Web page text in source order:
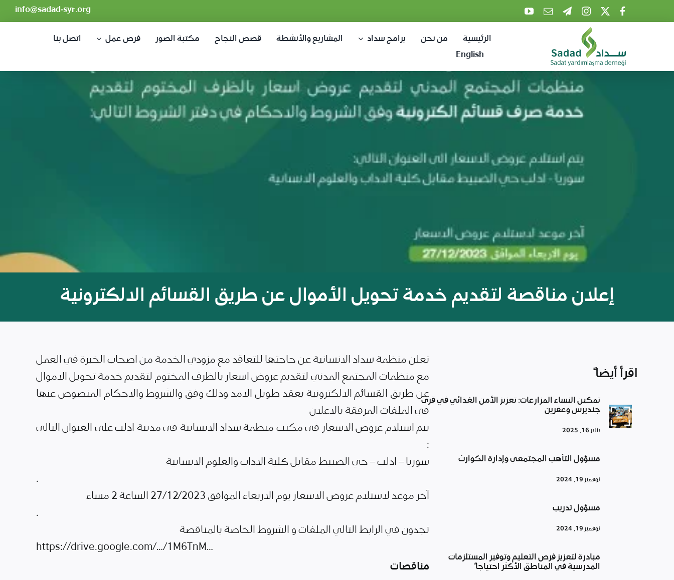
to
info@sadad-syr.org
الرئيسية من نحن برامج سداد المشاريع والأنشطة قصص النجاح مكتبة الصور فرص عمل
اتصل بنا
English
إعلان مناقصة لتقديم خدمة تحويل الأموال عن طريق القسائم الالكترونية
اقرأ أيضاً
تمكين النساء المزارعات: تعزيز الأمن الغذائي في قرى
جنديرس وعفرين
يناير 16, 2025
مسؤول التأهب المجتمعي وإدارة الكوارث
نوفمبر 19, 2024
مسؤول تدريب
نوفمبر 19, 2024
مبادرة لتعزيز فرص التعليم وتوفير المستلزمات
المدرسية في المناطق الأكثر احتياجاً
تعلن منظمة سداد الانسانية عن حاجتها للتعاقد مع مزودي الخدمة من اصحاب الخبرة في العمل
مع منظمات المجتمع المدني لتقديم عروض اسعار بالظرف المختوم لتقديم خدمة تحويل الاموال
عن طريق القسائم الالكترونية بعقد طويل الامد وذلك وفق والشروط والاحكام المنصوص عنها
في الملفات المرفقة بالاعلان
يتم استلام عروض الاسعار في مكتب منظمة سداد الانسانية في مدينة ادلب على العنوان التالي
:
سوريا – ادلب – حي الضبيط مقابل كلية الاداب والعلوم الانسانية
.
آخر موعد لاستلام عروض الاسعار يوم الاربعاء الموافق 27/12/2023 الساعة 2 مساء
.
تجدون في الرابط التالي الملفات و الشروط الخاصة بالمناقصة
https://drive.google.com/…/1M6TnM…
مناقصات